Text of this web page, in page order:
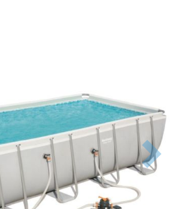
Další